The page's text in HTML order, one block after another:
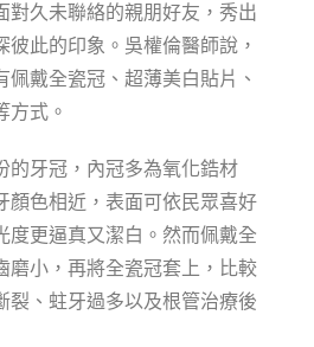
對久未聯絡的親朋好友，秀出
此的印象。吳權倫醫師說，
佩戴全瓷冠、超薄美白貼片、
方式。
的牙冠，內冠多為氧化鋯材
顏色相近，表面可依民眾喜好
度更逼真又潔白。然而佩戴全
磨小，再將全瓷冠套上，比較
裂、蛀牙過多以及根管治療後